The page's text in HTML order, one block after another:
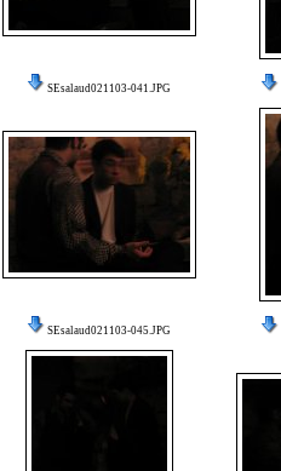
SEsalaud021103-041.JPG
SEsalaud021103-045.JPG